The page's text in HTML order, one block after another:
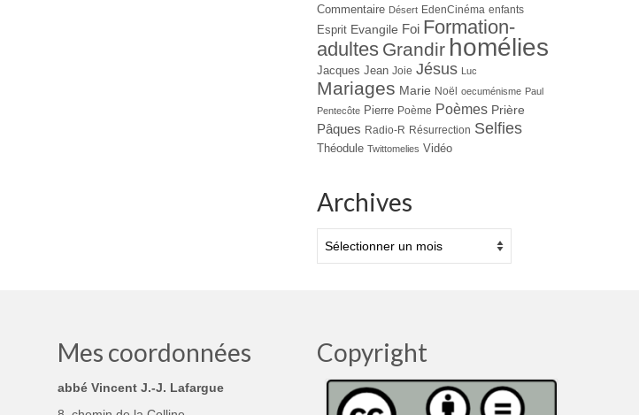
Commentaire Désert EdenCinéma enfants
Esprit Evangile Foi Formation-
adultes Grandir homélies
Jacques Jean Joie Jésus Luc
Mariages Marie Noël oecuménisme Paul
Pentecôte Pierre Poème Poèmes Prière
Pâques Radio-R Résurrection Selfies
Théodule Twittomelies Vidéo
Archives
Mes coordonnées
abbé Vincent J.-J. Lafargue
Copyright